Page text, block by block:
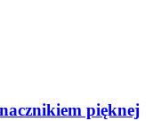
pięknej